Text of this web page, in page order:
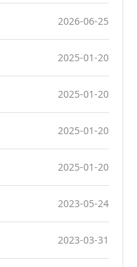
2026-06-25
2025-01-20
2025-01-20
2025-01-20
2025-01-20
2023-05-24
2023-03-31